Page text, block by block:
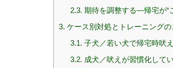
2.3. 期待を調整する—帰宅が“
3. ケース別対処とトレーニング
3.1. 子犬／若い犬で帰宅時吠
3.2. 成犬／吠えが習慣化して